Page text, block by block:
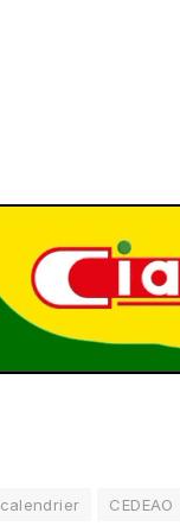
calendrier CEDEAO